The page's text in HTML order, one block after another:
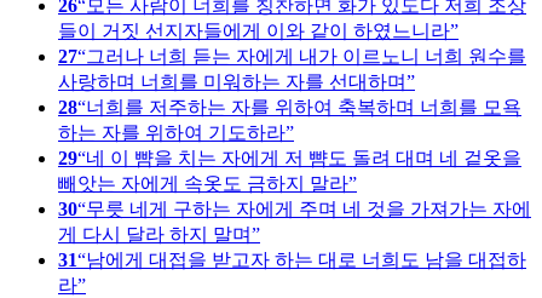
26 모든 사람이 너희를 칭찬하면 화가 있도다 저희 조상
들이 거짓 선지자들에게 이와 같이 하였느니라
27 그러나 너희 듣는 자에게 내가 이르노니 너희 원수를
사랑하며 너희를 미워하는 자를 선대하며
28 너희를 저주하는 자를 위하여 축복하며 너희를 모욕
하는 자를 위하여 기도하라
29 네 이 뺨을 치는 자에게 저 뺨도 돌려 대며 네 겉옷을
빼앗는 자에게 속옷도 금하지 말라
30 무릇 네게 구하는 자에게 주며 네 것을 가져가는 자에
게 다시 달라 하지 말며
31 남에게 대접을 받고자 하는 대로 너희도 남을 대접하
라